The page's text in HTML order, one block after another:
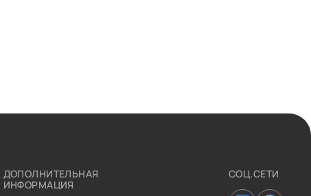
ДОПОЛНИТЕЛЬНАЯ
ИНФОРМАЦИЯ
СОЦ.СЕТИ